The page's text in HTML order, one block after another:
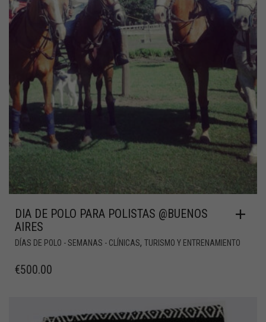
DIA DE POLO PARA POLISTAS @BUENOS
AIRES
DÍAS DE POLO - SEMANAS - CLÍNICAS, TURISMO Y ENTRENAMIENTO
€500.00